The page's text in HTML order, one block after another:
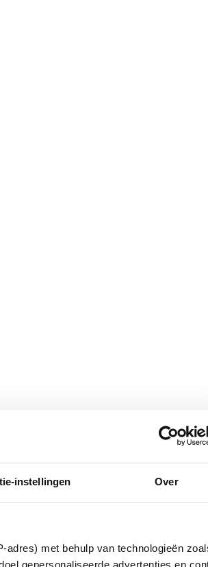
instellingen Over
met behulp van technologieën
gepersonaliseerde advertenties en